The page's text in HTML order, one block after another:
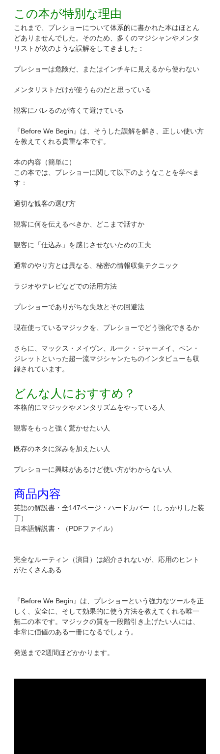
この本が特別な理由
これまで、プレショーについて体系的に書かれた本はほとん
どありませんでした。そのため、多くのマジシャンやメンタ
リストが次のような誤解をしてきました：
プレショーは危険だ、またはインチキに見えるから使わない
メンタリストだけが使うものだと思っている
観客にバレるのが怖くて避けている
『Before We Begin』は、そうした誤解を解き、正しい使い方
を教えてくれる貴重な本です。
本の内容（簡単に）
この本では、プレショーに関して以下のようなことを学べま
す：
適切な観客の選び方
観客に何を伝えるべきか、どこまで話すか
観客に「仕込み」を感じさせないための工夫
通常のやり方とは異なる、秘密の情報収集テクニック
ラジオやテレビなどでの活用方法
プレショーでありがちな失敗とその回避法
現在使っているマジックを、プレショーでどう強化できるか
さらに、マックス・メイヴン、ルーク・ジャーメイ、ペン・
ジレットといった超一流マジシャンたちのインタビューも収
録されています。
どんな人におすすめ？
本格的にマジックやメンタリズムをやっている人
観客をもっと強く驚かせたい人
既存のネタに深みを加えたい人
プレショーに興味があるけど使い方がわからない人
商品内容
英語の解説書・全147ページ・ハードカバー（しっかりした装
丁）
日本語解説書・（PDFファイル）
完全なルーティン（演目）は紹介されないが、応用のヒント
がたくさんある
『Before We Begin』は、プレショーという強力なツールを正
しく、安全に、そして効果的に使う方法を教えてくれる唯一
無二の本です。マジックの質を一段階引き上げたい人には、
非常に価値のある一冊になるでしょう。
発送まで2週間ほどかかります。